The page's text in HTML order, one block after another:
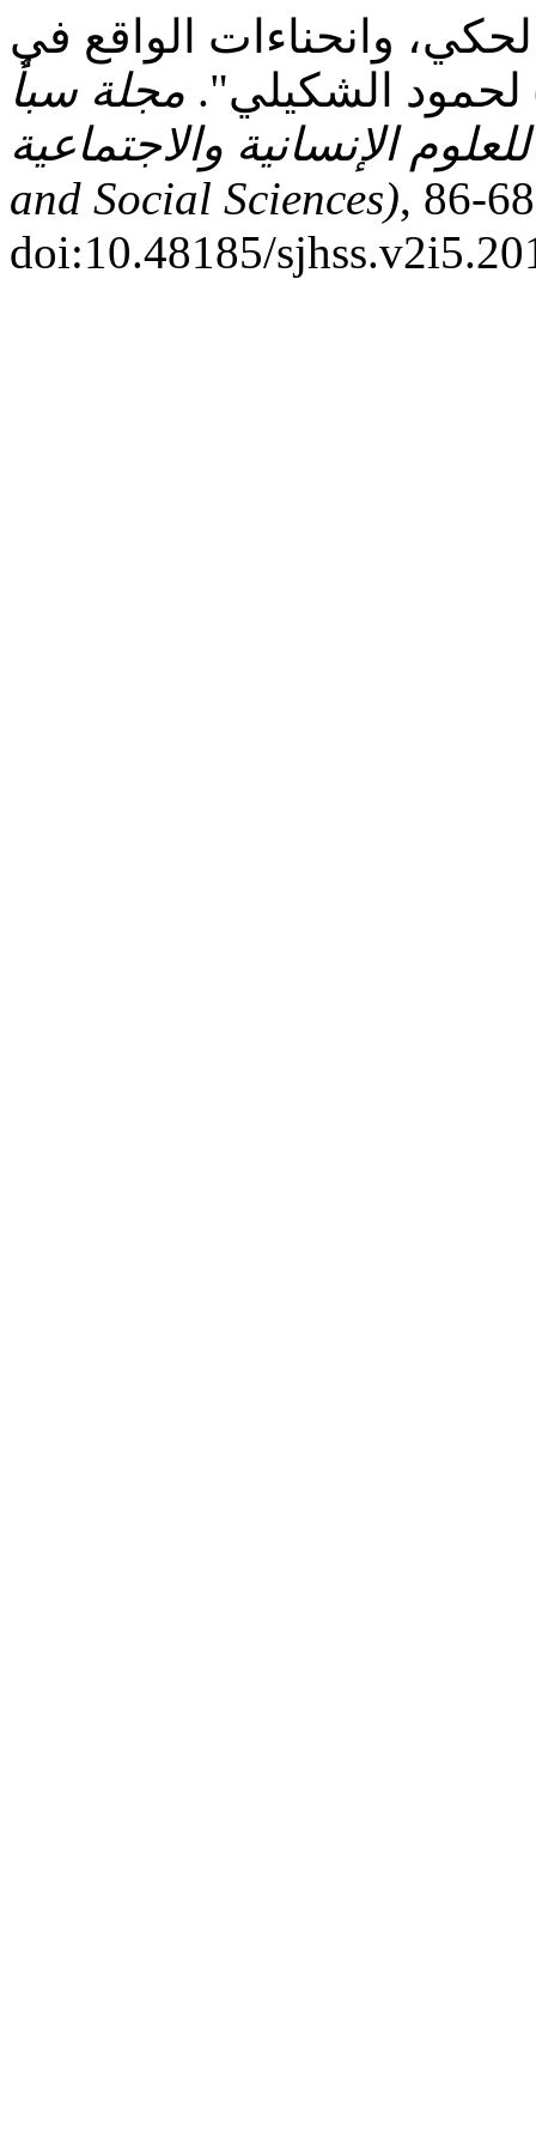
وانحناءات الواقع في
لحمود الشكيلي". مجلة سبأ
للعلوم الإنسانية والاجتماعية (Saba Journal of Humanities
and Social Sciences), م 2, عدد 5, مارس، 2026, ص 68-86,
doi:10.48185/